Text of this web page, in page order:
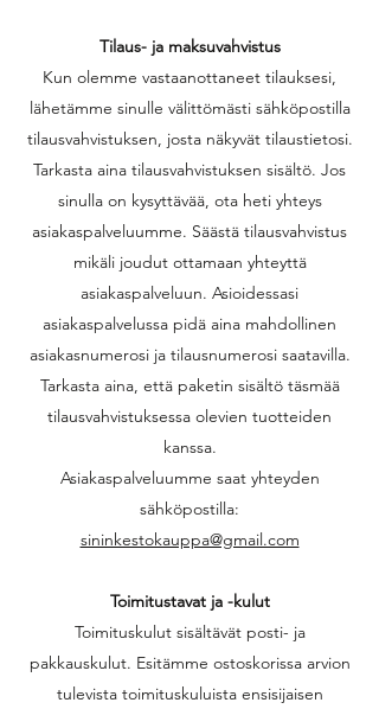
Tilaus- ja maksuvahvistus
Kun olemme vastaanottaneet tilauksesi,
lähetämme sinulle välittömästi sähköpostilla
tilausvahvistuksen, josta näkyvät tilaustietosi.
Tarkasta aina tilausvahvistuksen sisältö. Jos
sinulla on kysyttävää, ota heti yhteys
asiakaspalveluumme. Säästä tilausvahvistus
mikäli joudut ottamaan yhteyttä
asiakaspalveluun. Asioidessasi
asiakaspalvelussa pidä aina mahdollinen
asiakasnumerosi ja tilausnumerosi saatavilla.
Tarkasta aina, että paketin sisältö täsmää
tilausvahvistuksessa olevien tuotteiden
kanssa.
Asiakaspalveluumme saat yhteyden
sähköpostilla:
sininkestokauppa@gmail.com
Toimitustavat ja -kulut
Toimituskulut sisältävät posti- ja
pakkauskulut. Esitämme ostoskorissa arvion
tulevista toimituskuluista ensisijaisen